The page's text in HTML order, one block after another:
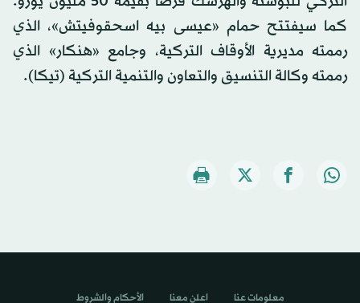
كما سيفتتح حمام «عيسى بيه اسحقوفيتش»، الذي
رممته مديرية الأوقاف التركية، وجامع «هنكار» الذي
رممته وكالة التنسيق والتعاون والتنمية التركية (تيكا).
معلومات عنا اعلن معنا الأحكام والشروط